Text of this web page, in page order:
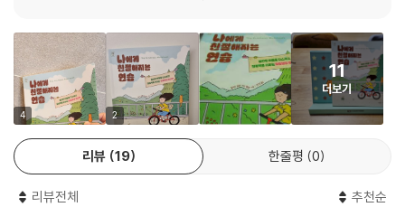
나의 삶을 건강하게 해 주는 것에 주의를 기울여 보세요. 떠올리면 행복해
지는 추억이 있나요? 기대되는 일에 주의를 집중해 볼까요? 가령 집에서
기다리던 반려동물이 나를 반갑게 맞아 주는 생각을 해 보는 거예요. 또는
친절 상자에 넣어 둔 추억의 물건이나 기념품을 찾아보면 기분이 나아질까
요? 좋아하는 음악을 듣거나 연주하는 일, 시를 읽거나 블로그 글을 읽는
건 어떤가요? 좋아하는 냄새에 주의를 기울여 보면 어떨까요?
--- p.90
에게 친절해지는 연습이 필요하다.
이 책은 경쟁에 내몰려 힘들어하고 주변의 잣대에 맞추기 위해 애쓰며 정
작 자신을 돌보지 못하는 청소년들에게 자신을 잃지 않고 건강하고 행복한
몸과 마음을 지키기 위해, 자신을 이해하고 응원하며 원하는 바를 찾아나
가기 위해 ‘나에게 친절해지는 연습’을 제안한다.
4 2
11
더보기
리뷰 19 한줄평 0
리뷰전체 추천순